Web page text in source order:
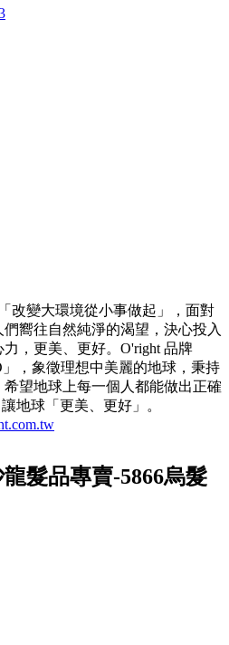
改變大環境從小事做起」，面對
嚮往自然純淨的渴望，決心投入
，更美、更好。O'right 品牌
，象徵理想中美麗的地球，秉持
望地球上每一個人都能做出正確
地球「更美、更好」。
髮品專賣-5866烏髮